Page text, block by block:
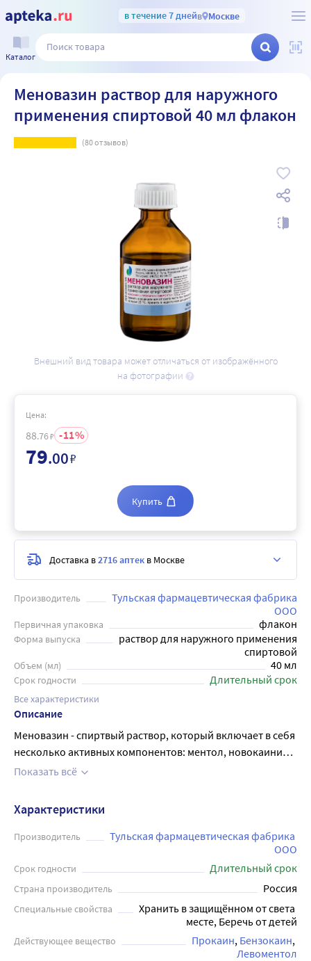
в течение 7 днейв Москве
Каталог
Меновазин раствор для наружного
применения спиртовой 40 мл флакон
(80отзывов)
Внешний вид товара может отличаться от изображённого
на фотографии
Производитель
Тульская фармацевтическая фабрика
ООО
Первичная упаковка флакон
Форма выпуска
раствор для наружного применения
спиртовой
Объем (мл) 40 мл
Срок годности Длительный срок
Все характеристики
Описание
Меновазин - спиртвый раствор, который включает в себя
несколько активных компонентов: ментол, новокаини
анестезин. Этот препарат обладает
который помогает устранить боль и снизить воспаление.
Меновазин широко используется при лечении болей в
мышцах и суставах, а также для снятия усталости и
напряжения после тяжелых нагрузок на тело. Раствор
прост в использовании: его нужно нанести на
поврежденную область кожи и помассировать.
Рекомендуется применять не более 3-4 раз в день.
Меновазин очень популярен среди людей, которые
занимаются спортом или тяжелым физическим трудом,
так как он помогает быстро справиться с болями и
Показать всё
Цена:
88.76₽ 11
79.00₽
Купить
Доставка в2716 аптек в Москве
Характеристики
Производитель
Тульская фармацевтическая фабрика
ООО
Срок годности Длительный срок
Страна производитель Россия
Специальные свойства
Хранить в защищённом от света
месте, Беречь от детей
Действующее вещество Прокаин Бензокаин
Левоментол